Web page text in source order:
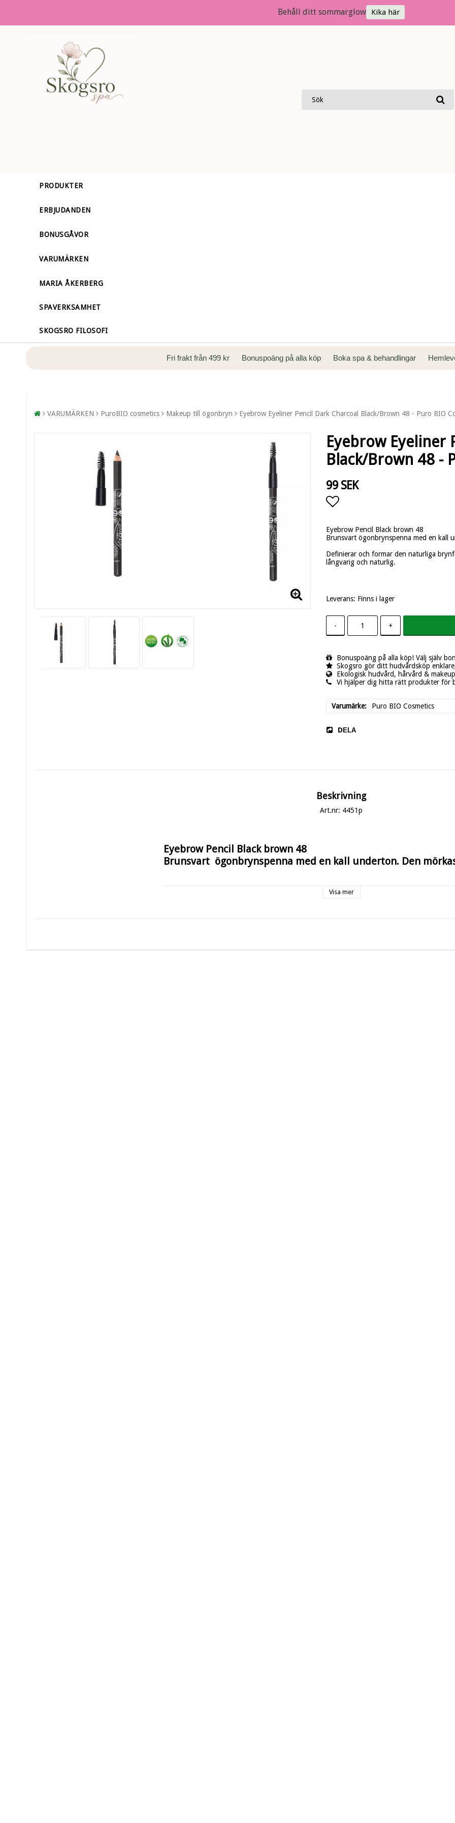
Behåll ditt sommarglow Kika här
PRODUKTER
ERBJUDANDEN
BONUSGÅVOR
VARUMÄRKEN
MARIA ÅKERBERG
SPAVERKSAMHET
SKOGSRO FILOSOFI
Fri frakt från 499 kr Bonuspoäng på alla köp Boka spa & behandlingar
VARUMÄRKEN PuroBIO cosmetics Makeup till ögonbryn Eyebrow Eyeliner Pencil Dark Charcoal Black/Brown 48 - Puro BIO
Eyebrow Eyeliner
Black/Brown 48 -
99 SEK
Eyebrow Pencil Black brown 48
Brunsvart ögonbrynspenna med en kall
Definierar och formar den naturliga
långvarig och naturlig.
Leverans: Finns i lager
- +
Bonuspoäng på alla köp! Välj själv
Skogsro gör ditt hudvårdsköp
Ekologisk hudvård, hårvård &
Vi hjälper dig hitta rätt produkter för
Varumärke Puro BIO Cosmetics
DELA
Beskrivning
Art.nr: 4451p
Eyebrow Pencil Black brown 48
Brunsvart  ögonbrynspenna med en kall underton. Den
Definierar och formar den naturliga brynformen och tack vare sin hård konsistens blir effekten
OIL*, COPERNICIA CERIFERA WAX, OCTYLDODECYL STEAROYL STEARATE, EUPHORBIA
Visa mer